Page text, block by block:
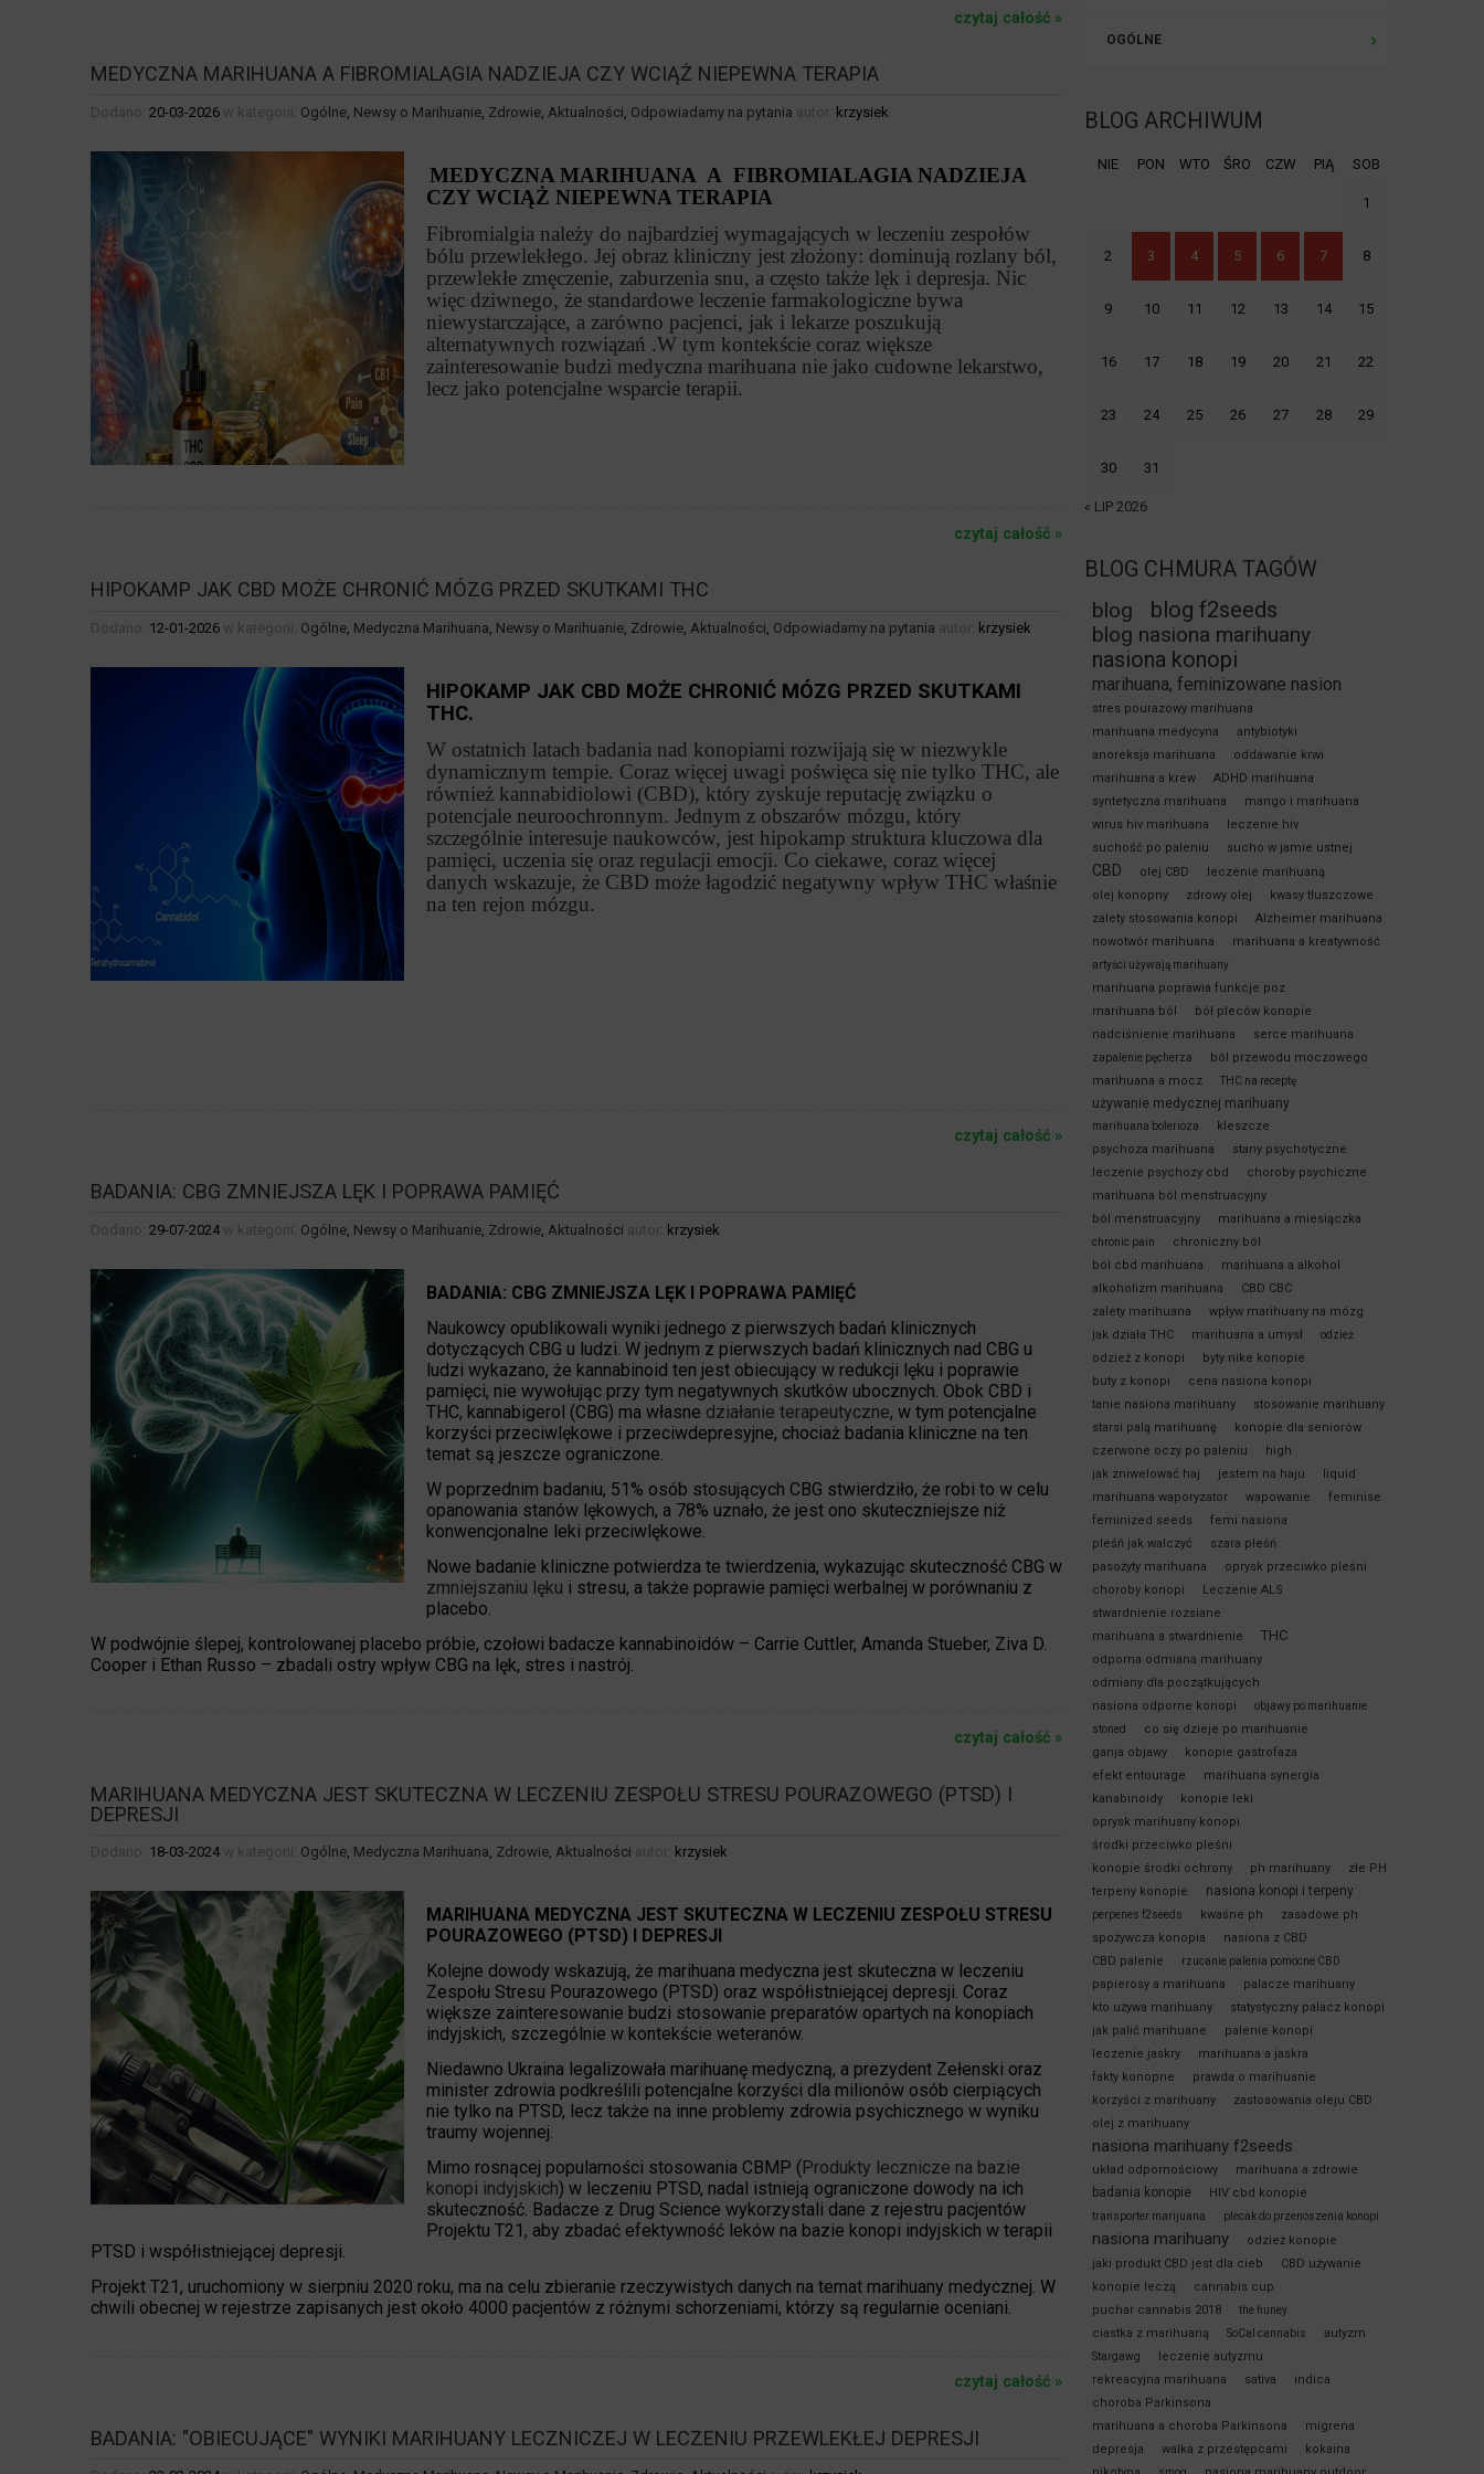
czytaj całość »
MEDYCZNA MARIHUANA A FIBROMIALAGIA NADZIEJA CZY WCIĄŻ NIEPEWNA TERAPIA
Dodano: 20-03-2026 w kategorii: Ogólne Newsy o Marihuanie Zdrowie Aktualności Odpowiadamy na pytania autor: krzysiek
MEDYCZNA MARIHUANA A FIBROMIALAGIA NADZIEJA
CZY WCIĄŻ NIEPEWNA TERAPIA
Fibromialgia należy do najbardziej wymagających w leczeniu zespołów
bólu przewlekłego. Jej obraz kliniczny jest złożony: dominują rozlany ból,
przewlekłe zmęczenie, zaburzenia snu, a często także lęk i depresja. Nic
więc dziwnego, że standardowe leczenie farmakologiczne bywa
niewystarczające, a zarówno pacjenci, jak i lekarze poszukują
alternatywnych rozwiązań .W tym kontekście coraz większe
zainteresowanie budzi medyczna marihuana nie jako cudowne lekarstwo,
lecz jako potencjalne wsparcie terapii.
czytaj całość »
HIPOKAMP JAK CBD MOŻE CHRONIĆ MÓZG PRZED SKUTKAMI THC
Dodano: 12-01-2026 w kategorii: Ogólne, Medyczna Marihuana, Newsy o Marihuanie, Zdrowie, Aktualności, Odpowiadamy na pytania autor: krzysiek
HIPOKAMP JAK CBD MOŻE CHRONIĆ MÓZG PRZED SKUTKAMI
THC.
W ostatnich latach badania nad konopiami rozwijają się w niezwykle
dynamicznym tempie. Coraz więcej uwagi poświęca się nie tylko THC, ale
również kannabidiolowi (CBD), który zyskuje reputację związku o
potencjale neuroochronnym. Jednym z obszarów mózgu, który
szczególnie interesuje naukowców, jest hipokamp struktura kluczowa dla
pamięci, uczenia się oraz regulacji emocji. Co ciekawe, coraz więcej
danych wskazuje, że CBD może łagodzić negatywny wpływ THC właśnie
na ten rejon mózgu.
czytaj całość »
BADANIA: CBG ZMNIEJSZA LĘK I POPRAWA PAMIĘĆ
Dodano: 29-07-2024 w kategorii: Ogólne Newsy o Marihuanie Zdrowie Aktualności autor: krzysiek
BADANIA: CBG ZMNIEJSZA LĘK I POPRAWA PAMIĘĆ
Naukowcy opublikowali wyniki jednego z pierwszych badań klinicznych
dotyczących CBG u ludzi. W jednym z pierwszych badań klinicznych nad CBG u
ludzi wykazano, że kannabinoid ten jest obiecujący w redukcji lęku i poprawie
pamięci, nie wywołując przy tym negatywnych skutków ubocznych. Obok CBD i
THC, kannabigerol (CBG) ma własne działanie terapeutyczne, w tym potencjalne
korzyści przeciwlękowe i przeciwdepresyjne, chociaż badania kliniczne na ten
temat są jeszcze ograniczone.
W poprzednim badaniu, 51% osób stosujących CBG stwierdziło, że robi to w celu
opanowania stanów lękowych, a 78% uznało, że jest ono skuteczniejsze niż
konwencjonalne leki przeciwlękowe.
Nowe badanie kliniczne potwierdza te twierdzenia, wykazując skuteczność CBG w
zmniejszaniu lęku i stresu, a także poprawie pamięci werbalnej w porównaniu z
placebo.
W podwójnie ślepej, kontrolowanej placebo próbie, czołowi badacze kannabinoidów – Carrie Cuttler, Amanda Stueber, Ziva D.
Cooper i Ethan Russo – zbadali ostry wpływ CBG na lęk, stres i nastrój.
czytaj całość »
MARIHUANA MEDYCZNA JEST SKUTECZNA W LECZENIU ZESPOŁU STRESU POURAZOWEGO (PTSD) I
DEPRESJI
Dodano: 18-03-2024 w kategorii: Ogólne, Medyczna Marihuana, Zdrowie, Aktualności autor: krzysiek
MARIHUANA MEDYCZNA JEST SKUTECZNA W LECZENIU ZESPOŁU STRESU
POURAZOWEGO (PTSD) I DEPRESJI
Kolejne dowody wskazują, że marihuana medyczna jest skuteczna w leczeniu
Zespołu Stresu Pourazowego (PTSD) oraz współistniejącej depresji. Coraz
większe zainteresowanie budzi stosowanie preparatów opartych na konopiach
indyjskich, szczególnie w kontekście weteranów.
Niedawno Ukraina legalizowała marihuanę medyczną, a prezydent Zełenski oraz
minister zdrowia podkreślili potencjalne korzyści dla milionów osób cierpiących
nie tylko na PTSD, lecz także na inne problemy zdrowia psychicznego w wyniku
traumy wojennej.
Mimo rosnącej popularności stosowania CBMP ( Produkty lecznicze na bazie
konopi indyjskich) w leczeniu PTSD, nadal istnieją ograniczone dowody na ich
skuteczność. Badacze z Drug Science wykorzystali dane z rejestru pacjentów
Projektu T21, aby zbadać efektywność leków na bazie konopi indyjskich w terapii
PTSD i współistniejącej depresji.
Projekt T21, uruchomiony w sierpniu 2020 roku, ma na celu zbieranie rzeczywistych danych na temat marihuany medycznej. W
chwili obecnej w rejestrze zapisanych jest około 4000 pacjentów z różnymi schorzeniami, którzy są regularnie oceniani.
czytaj całość »
BADANIA: "OBIECUJĄCE" WYNIKI MARIHUANY LECZNICZEJ W LECZENIU PRZEWLEKŁEJ DEPRESJI
OGÓLNE
BLOG ARCHIWUM
NIE PON WTO ŚRO CZW PIĄ SOB
1
2 3 4 5 6 7 8
9 10 11 12 13 14 15
16 17 18 19 20 21 22
23 24 25 26 27 28 29
30 31
« LIP 2026
BLOG CHMURA TAGÓW
blog blog f2seeds
blog nasiona marihuany
nasiona konopi
marihuana, feminizowane nasion
stres pourazowy marihuana
marihuana medycyna
antybiotyki
anoreksja marihuana
oddawanie krwi
marihuana a krew
ADHD marihuana
syntetyczna marihuana
mango i marihuana
wirus hiv marihuana
leczenie hiv
suchość po paleniu
sucho w jamie ustnej
CBD olej CBD
leczenie marihuaną
olej konopny
zdrowy olej
kwasy tłuszczowe
zalety stosowania konopi
Alzheimer marihuana
nowotwór marihuana
marihuana a kreatywność
artyści używają marihuany
marihuana poprawia funkcje poz
marihuana ból
bół pleców konopie
nadciśnienie marihuana
serce marihuana
zapalenie pęcherza
ból przewodu moczowego
marihuana a mocz
THC na receptę
używanie medycznej marihuany
marihuana bolerioza
kleszcze
psychoza marihuana
stany psychotyczne
leczenie psychozy cbd
choroby psychiczne
marihuana ból menstruacyjny
ból menstruacyjny
marihuana a miesiączka
chronic pain
chroniczny ból
ból cbd marihuana
marihuana a alkohol
alkoholizm marihuana
CBD CBC
zalety marihuana
wpływ marihuany na mózg
jak działa THC
marihuana a umysł odzież
odzież z konopi
byty nike konopie
buty z konopi
cena nasiona konopi
tanie nasiona marihuany
stosowanie marihuany
starsi palą marihuanę
konopie dla seniorów
czerwone oczy po paleniu
high
jak zniwelować haj
jestem na haju
liquid
marihuana waporyzator
wapowanie
feminise
feminized seeds
femi nasiona
pleśń jak walczyć
szara pleśń
pasożyty marihuana
oprysk przeciwko pleśni
choroby konopi
Leczenie ALS
stwardnienie rozsiane
marihuana a stwardnienie
THC
odporna odmiana marihuany
odmiany dla początkujących
nasiona odporne konopi
objawy po marihuanie
stoned
co się dzieje po marihuanie
ganja objawy
konopie gastrofaza
efekt entourage
marihuana synergia
kanabinoidy
konopie leki
oprysk marihuany konopi
środki przeciwko pleśni
konopie środki ochrony
ph marihuany
złe PH
terpeny konopie
nasiona konopi i terpeny
perpenes f2seeds kwaśne ph
zasadowe ph
spożywcza konopia
nasiona z CBD
CBD palenie
rzucanie palenia pomocne CBD
papierosy a marihuana
palacze marihuany
kto używa marihuany
statystyczny palacz konopi
jak palić marihuane
palenie konopi
leczenie jaskry
marihuana a jaskra
fakty konopne
prawda o marihuanie
korzyści z marihuany
zastosowania oleju CBD
olej z marihuany
nasiona marihuany f2seeds
układ odpornościowy marihuana a zdrowie
badania konopie HIV cbd konopie
transporter marijuana plecak do przenoszenia konopi
nasiona marihuany
odzież konopie
jaki produkt CBD jest dla cieb
CBD używanie
konopie leczą
cannabis cup
puchar cannabis 2018
the huney
ciastka z marihuaną SoCal cannabis autyzm
Stargawg
leczenie autyzmu
rekreacyjna marihuana
sativa
indica
choroba Parkinsona
marihuana a choroba Parkinsona
migrena
depresja
walka z przestępcami
kokaina